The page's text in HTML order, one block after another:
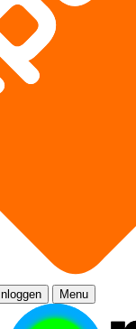
Inloggen Menu